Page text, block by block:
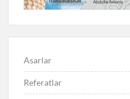
Asarlar
Referatlar